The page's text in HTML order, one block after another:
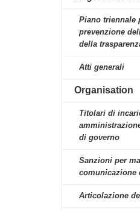
Piano triennale
prevenzione
della
Atti generali
Organisation
Titolari di
di governo
Sanzioni per
comunicazione
Articolazione